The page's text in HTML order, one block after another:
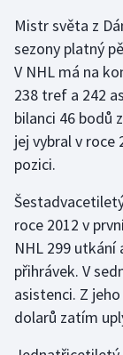
Gymnastika
Házená
Jezdectví
Judo
Lezení
Lyže a
Moderní
Mistr světa z
sezony platný
V NHL má na
238 tref a 242
bilanci 46 bodů
jej vybral v roce
pozici.
roce 2012 v
NHL 299 utkání
přihrávek. V
asistenci. Z
dolarů zatím